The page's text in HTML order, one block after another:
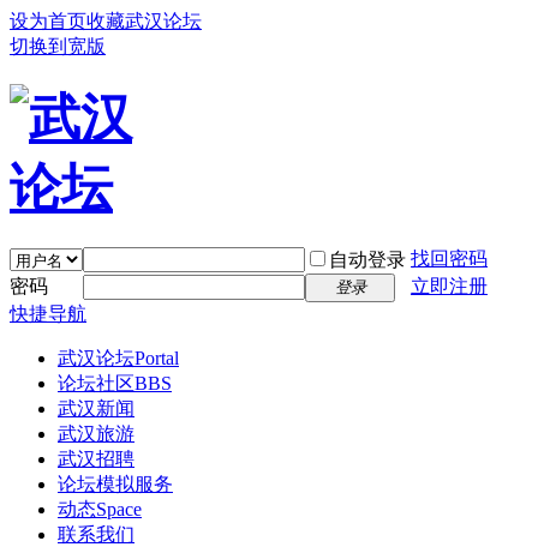
设为首页收藏武汉论坛
切换到宽版
自动登录 找回密码
密码
登录
立即注册
快捷导航
武汉论坛Portal
论坛社区BBS
武汉新闻
武汉旅游
武汉招聘
论坛模拟服务
动态Space
联系我们